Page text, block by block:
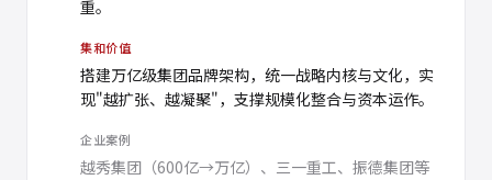
重。
集和价值
搭建万亿级集团品牌架构，统一战略内核与文化，实
现"越扩张、越凝聚"，支撑规模化整合与资本运作。
企业案例
越秀集团（600亿→万亿）、三一重工、振德集团等